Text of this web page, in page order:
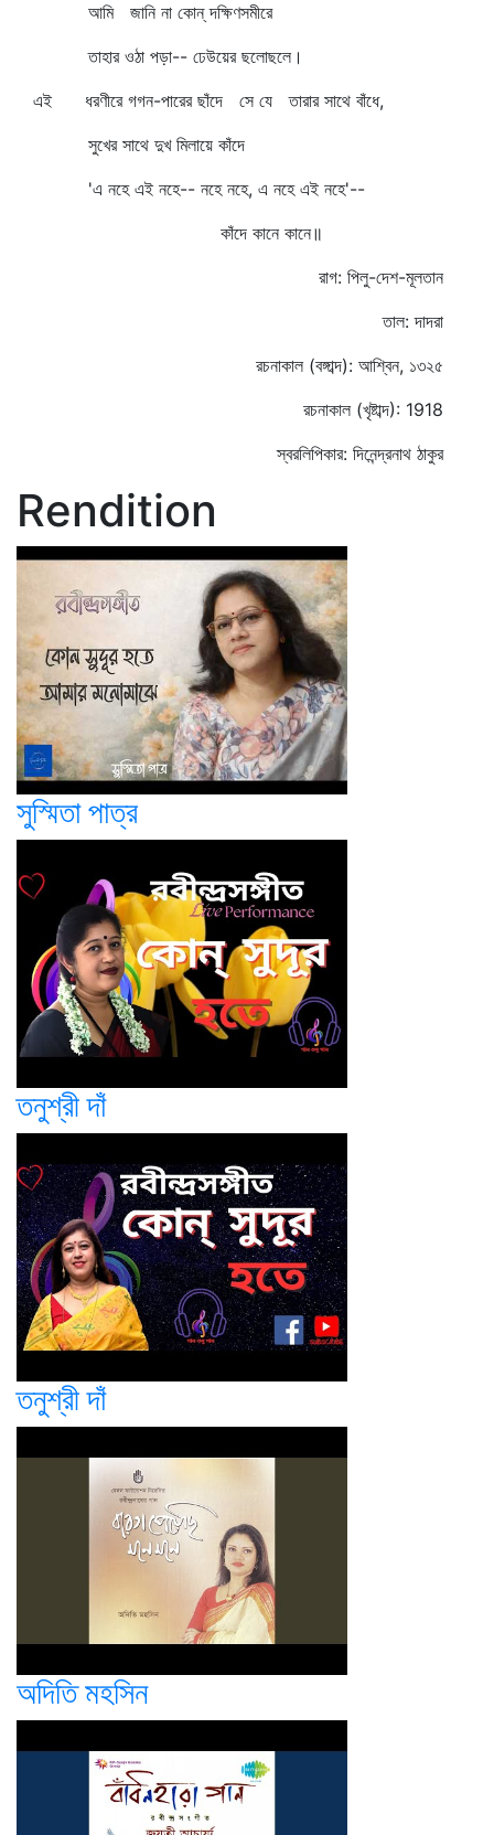
আমি জানি না কোন্‌ দক্ষিণসমীরে
তাহার ওঠা পড়া-- ঢেউয়ের ছলোছলে।
এই ধরণীরে গগন-পারের ছাঁদে সে যে তারার সাথে বাঁধে,
সুখের সাথে দুখ মিলায়ে কাঁদে
'এ নহে এই নহে-- নহে নহে, এ নহে এই নহে'--
কাঁদে কানে কানে॥
রাগ: পিলু-দেশ-মূলতান
তাল: দাদরা
রচনাকাল (বঙ্গাব্দ): আশ্বিন, ১৩২৫
রচনাকাল (খৃষ্টাব্দ): 1918
স্বরলিপিকার: দিনেন্দ্রনাথ ঠাকুর
Rendition
সুস্মিতা পাত্র
তনুশ্রী দাঁ
তনুশ্রী দাঁ
অদিতি মহসিন